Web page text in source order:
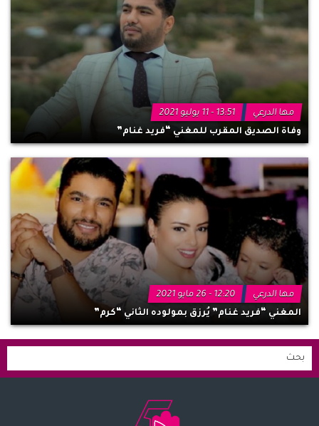
مها الدرعي
13:51 - 11 يوليو 2021
وفاة الصديق المقرب للمغني “فريد غنام”
مها الدرعي
12:20 - 26 مايو 2021
المغني “فريد غنام” يُرزق بمولوده الثاني “كرم”